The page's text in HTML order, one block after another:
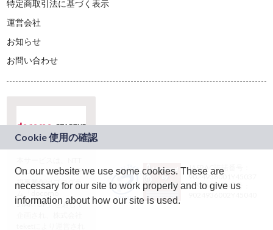
特定商取引法に基づく表示
運営会社
お知らせ
お問い合わせ
ドコモグループの新
規事業創出プログラ
ム「docomo
STARTUP」を通じて
JASRAC許諾番号：
9024936001Y45037
JASRAC許諾番号：
On our website we use some cookies. These are
necessary for our site to work properly and to give us
information about how our site is used.